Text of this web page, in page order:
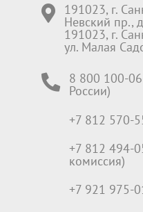
191023, г.
Невский пр.,
191023, г.
ул. Малая
8 800 100-
России)
+7 812 570-
+7 812 494-
комиссия)
+7 921 975-